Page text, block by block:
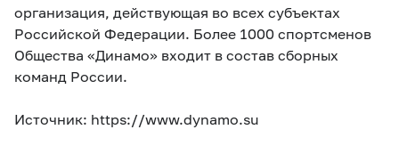
организация, действующая во всех субъектах
Российской Федерации. Более 1000 спортсменов
Общества «Динамо» входит в состав сборных
команд России.
Источник: https://www.dynamo.su